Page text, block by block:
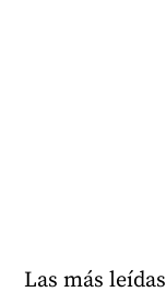
Las más leídas